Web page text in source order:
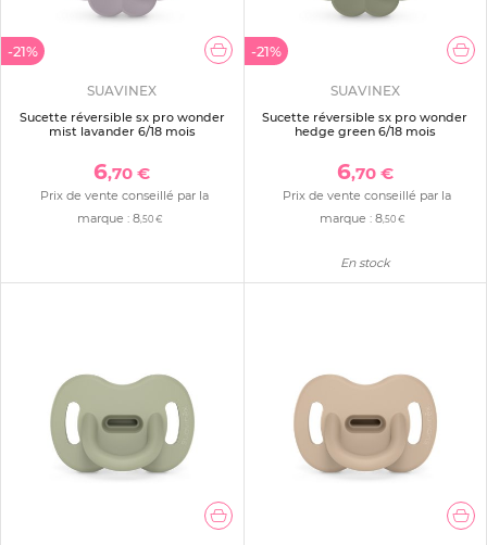
-21%
SUAVINEX
Sucette réversible sx pro wonder
mist lavander 6/18 mois
6,70 €
Prix de vente conseillé par la
marque : 8,50 €
-21%
SUAVINEX
Sucette réversible sx pro wonder
hedge green 6/18 mois
6,70 €
Prix de vente conseillé par la
marque :8,50 €
En stock